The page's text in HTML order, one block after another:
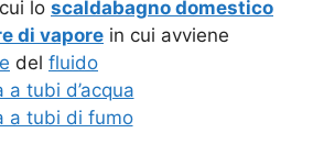
lo scaldabagno domestico
di vapore in cui avviene
del fluido
a tubi d’acqua
a tubi di fumo